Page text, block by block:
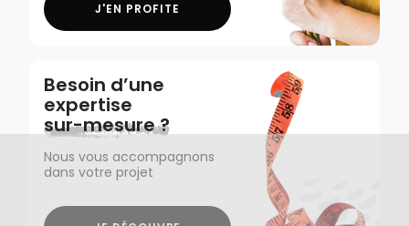
J'EN PROFITE
Besoin d’une
expertise
sur-mesure ?
Nous vous accompagnons
dans votre projet